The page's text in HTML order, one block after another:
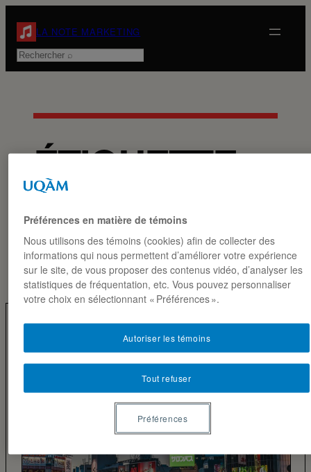
contenu
LA NOTE MARKETING
Rechercher
ÉTIQUETTE :
MARKETING
Préférences en matière de témoins
Nous utilisons des témoins (cookies) afin de collecter des
informations qui nous permettent d’améliorer votre expérience
sur le site, de vous proposer des contenus vidéo, d’analyser les
statistiques de fréquentation, etc. Vous pouvez personnaliser
votre choix en sélectionnant « Préférences ».
Tout refuser
Autoriser les témoins
Préférences